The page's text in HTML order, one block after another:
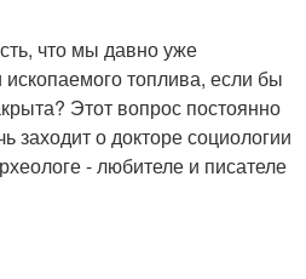
что мы давно уже
топлива, если бы
Этот вопрос постоянно
заходит о докторе социологии
- любителе и писателе